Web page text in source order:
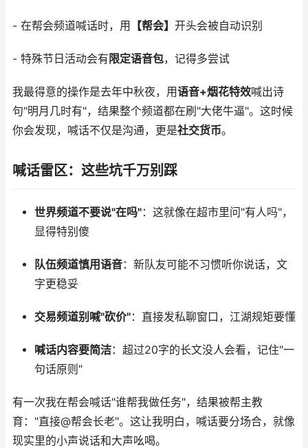
- 在帮会频道喊话时，用 【帮会】 开头会被自动识别
- 特殊节日活动会有 限定语音包，记得多尝试
我最得意的操作是去年中秋夜，用语音+烟花特效喊出诗
句"明月几时有"，结果整个频道都在刷"大佬牛逼"。这时候
你会发现，喊话不仅是沟通，更是社交货币。
喊话雷区：这些坑千万别踩
世界频道不要说"在吗"：这就像在超市里问"有人吗"，
显得特别傻
队伍频道慎用语音：新队友可能不习惯听你说话，文
字更稳妥
交易频道别喊"砍价"：直接发私聊窗口，江湖规矩要懂
喊话内容要简洁：超过20字的长文没人会看，记住"一
句话原则"
有一次我在帮会喊话"谁帮我做任务"，结果被帮主教
育："直接@帮会长老"。这让我明白，喊话要分场合，就像
现实里的小声说话和大声吆喝。